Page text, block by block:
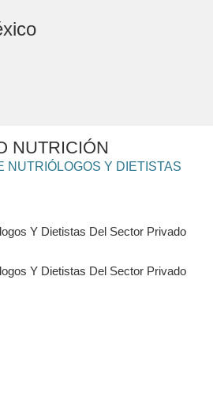
NUTRICIÓN
NUTRIÓLOGOS Y DIETISTAS
Y Dietistas Del Sector Privado
Y Dietistas Del Sector Privado